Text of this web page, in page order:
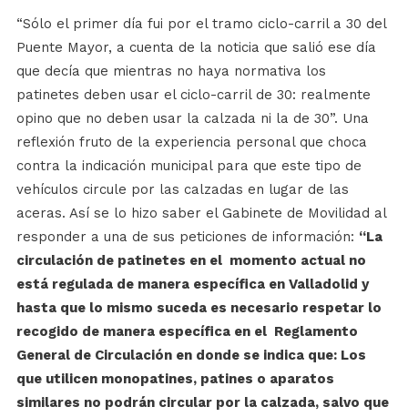
“Sólo el primer día fui por el tramo ciclo-carril a 30 del
Puente Mayor, a cuenta de la noticia que salió ese día
que decía que mientras no haya normativa los
patinetes deben usar el ciclo-carril de 30: realmente
opino que no deben usar la calzada ni la de 30”. Una
reflexión fruto de la experiencia personal que choca
contra la indicación municipal para que este tipo de
vehículos circule por las calzadas en lugar de las
aceras. Así se lo hizo saber el Gabinete de Movilidad al
responder a una de sus peticiones de información: “La
circulación de patinetes en el momento actual no
está regulada de manera específica en Valladolid y
hasta que lo mismo suceda es necesario respetar lo
recogido de manera específica en el Reglamento
General de Circulación en donde se indica que: Los
que utilicen monopatines, patines o aparatos
similares no podrán circular por la calzada, salvo que